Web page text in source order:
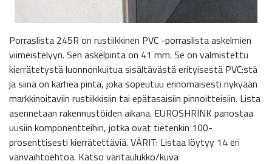
Porraslista 245R on rustiikkinen PVC -porraslista askelmien
viimeistelyyn. Sen askelpinta on 41 mm. Se on valmistettu
kierrätetystä luonnonkuitua sisältävästä erityisestä PVC:stä
ja siinä on karhea pinta, joka sopeutuu erinomaisesti nykyään
markkinoitaviin rustiikkisiin tai epätasaisiin pinnoitteisiin. Lista
asennetaan rakennustöiden aikana. EUROSHRINK panostaa
uusiin komponentteihin, jotka ovat tietenkin 100-
prosenttisesti kierrätettäviä. VÄRIT: Listaa löytyy 14 eri
värivaihtoehtoa. Katso väritaulukko/kuva